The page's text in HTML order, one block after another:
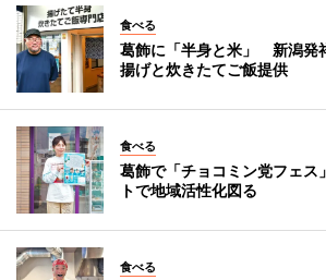
食べる
葛飾に「半身と米」 新潟発
揚げと炊きたてご飯提供
食べる
葛飾で「チョコミン党フェ
トで地域活性化図る
食べる